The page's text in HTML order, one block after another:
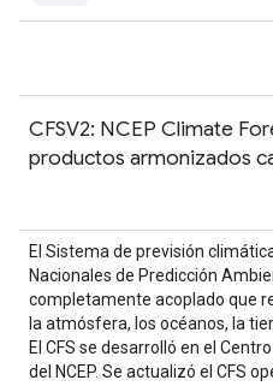
CFSV2: NCEP Climate
productos armonizados
El Sistema de previsión
Nacionales de Predicción
completamente acoplado que
la atmósfera, los océanos, la
El CFS se desarrolló en el
del NCEP. Se actualizó el CFS